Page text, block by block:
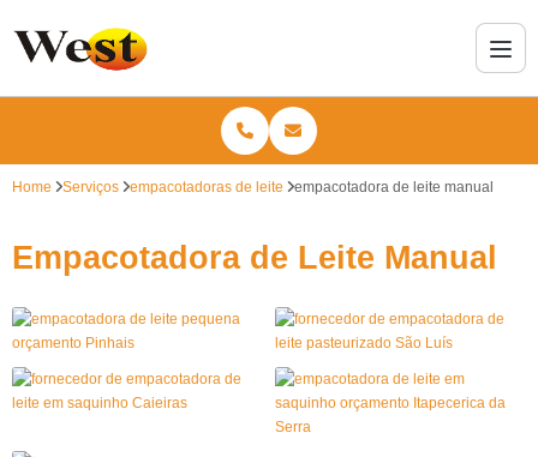
Home Serviços empacotadoras de leite empacotadora de leite manual
Empacotadora de Leite Manual